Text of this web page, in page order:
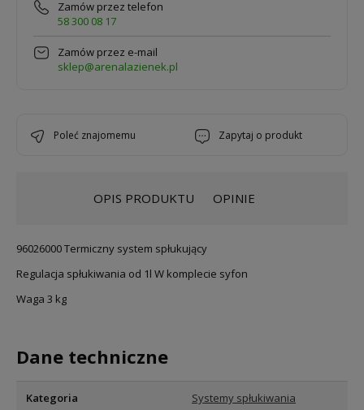
Zamów przez telefon
58 300 08 17
Zamów przez e-mail
sklep@arenalazienek.pl
poleć znajomemu zapytaj o produkt
OPIS PRODUKTU OPINIE
96026000 Termiczny system spłukujący
Regulacja spłukiwania od 1l W komplecie syfon
Waga 3 kg
Dane techniczne
Kategoria Systemy spłukiwania